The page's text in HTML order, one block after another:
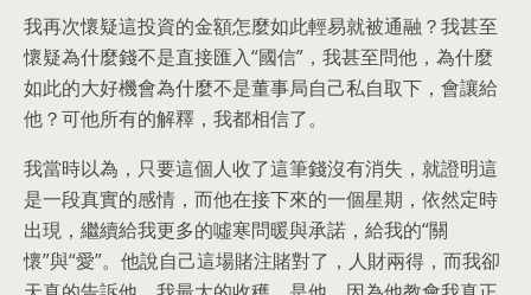
我再次懷疑這投資的金額怎麼如此輕易就被通融？我甚至
懷疑為什麼錢不是直接匯入“國信”，我甚至問他，為什麼
如此的大好機會為什麼不是董事局自己私自取下，會讓給
他？可他所有的解釋，我都相信了。
我當時以為，只要這個人收了這筆錢沒有消失，就證明這
是一段真實的感情，而他在接下來的一個星期，依然定時
出現，繼續給我更多的噓寒問暖與承諾，給我的“關
懷”與“愛”。他說自己這場賭注賭對了，人財兩得，而我卻